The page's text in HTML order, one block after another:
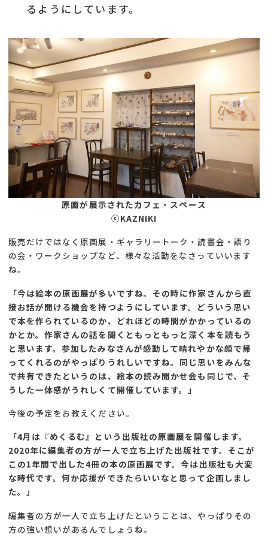
るようにしています。
原画が展示されたカフェ・スペース
ⓒKAZNIKI
販売だけではなく原画展・ギャラリートーク・読書会・語り
の会・ワークショップなど、様々な活動をなさっていいます
ね。
「今は絵本の原画展が多いですね。その時に作家さんから直
接お話が聞ける機会を持つようにしています。どういう思い
で本を作られているのか、どれほどの時間がかかっているの
かとか。作家さんの話を聞くともっともっと深く本を読もう
と思います。参加したみなさんが感動して晴れやかな顔で帰
ってくれるのがやっぱりうれしいですね。同じ思いをみんな
で共有できたというのは、絵本の読み聞かせ会も同じで、そ
うした一体感がうれしくて開催しています。
」
今後の予定をお教えください。
「4月は『めくるむ』という出版社の原画展を開催します。
2020年に編集者の方が一人で立ち上げた出版社です。そこが
この1年間で出した4冊の本の原画展です。今は出版社も大変
な時代です。何か応援ができたらいいなと思って企画しまし
た。 」
編集者の方が一人で立ち上げたということは、やっぱりその
方の強い想いがあるんでしょうね。